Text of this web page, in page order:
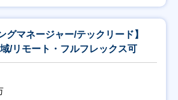
グマネージャー/テックリード】
/リモート・フルフレックス可